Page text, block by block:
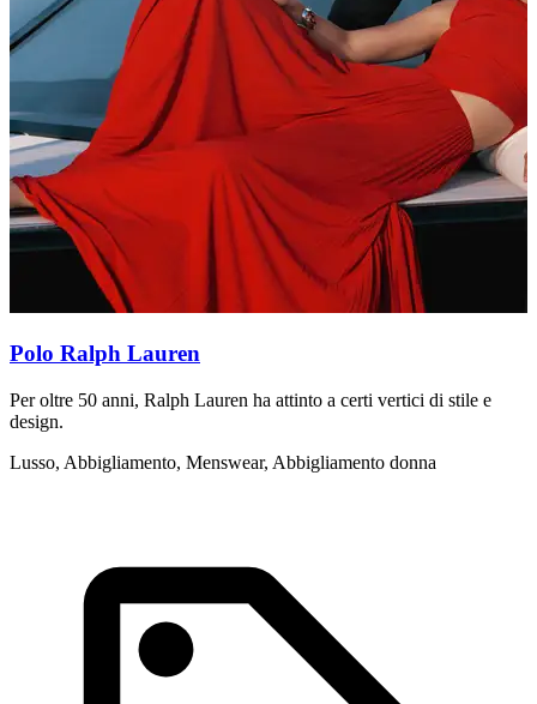
Polo Ralph Lauren
Per oltre 50 anni, Ralph Lauren ha attinto a certi vertici di stile e
design.
Lusso, Abbigliamento, Menswear, Abbigliamento donna